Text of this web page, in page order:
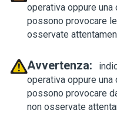
operativa oppure
possono provocare
osservate
Avvertenza:
operativa oppure
possono provocare
non osservate